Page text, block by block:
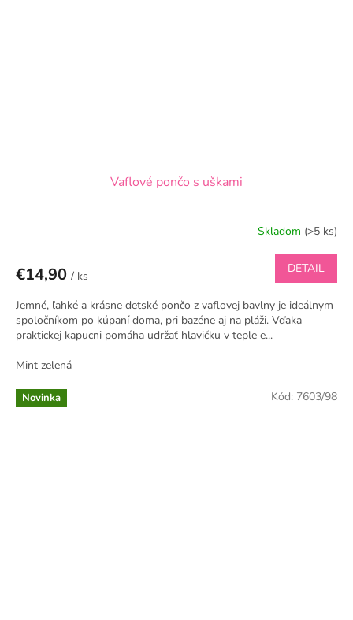
Vaflové pončo s uškami
Skladom (>5 ks)
€14,90 / ks
DETAIL
Jemné, ľahké a krásne detské pončo z vaflovej bavlny je ideálnym
spoločníkom po kúpaní doma, pri bazéne aj na pláži. Vďaka
praktickej kapucni pomáha udržať hlavičku v teple e...
Mint zelená
Novinka Kód: 7603/98